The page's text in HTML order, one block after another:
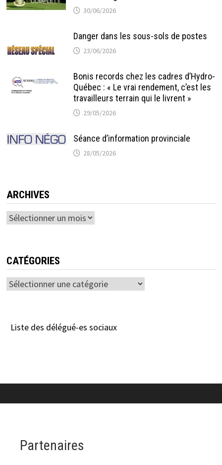
30/06/2026
Danger dans les sous-sols de postes
23/06/2026
Bonis records chez les cadres d’Hydro-
Québec : « Le vrai rendement, c’est les
travailleurs terrain qui le livrent »
29/05/2026
Séance d’information provinciale
28/05/2026
ARCHIVES
Archives
CATÉGORIES
Catégories
Liste des délégué-es sociaux
Partenaires